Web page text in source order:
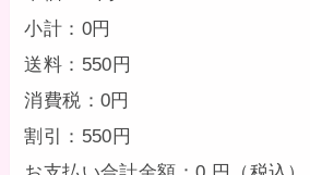
小計：0円
送料：550円
消費税：0円
割引：550円